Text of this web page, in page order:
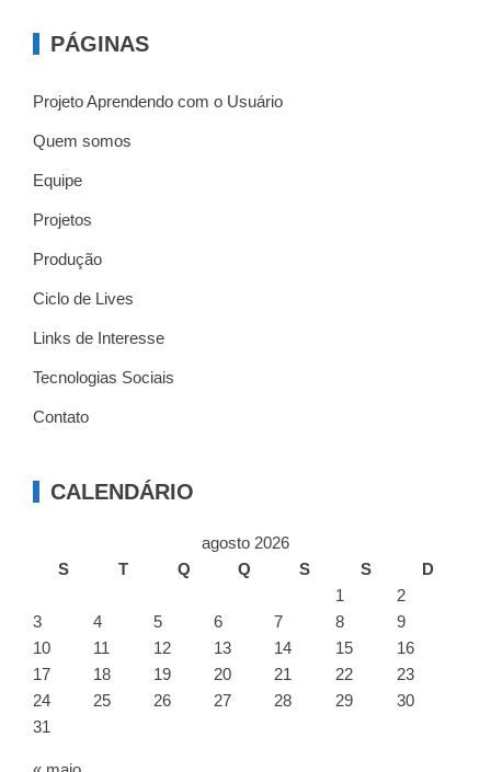
PÁGINAS
Projeto Aprendendo com o Usuário
Quem somos
Equipe
Projetos
Produção
Ciclo de Lives
Links de Interesse
Tecnologias Sociais
Contato
CALENDÁRIO
agosto 2026
S
T Q Q S S
D
1
2
3
4 5 6 7 8
9
10
11 12 13 14 15
16
17
18 19 20 21 22
23
24
25 26 27 28 29
30
31